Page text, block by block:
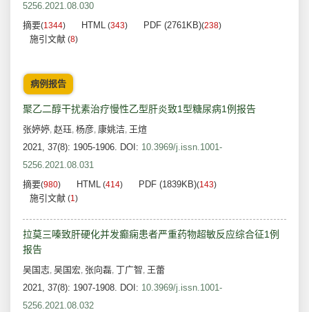
5256.2021.08.030
摘要(1344) HTML (343) PDF (2761KB)(238)
施引文献 (8)
病例报告
聚乙二醇干扰素治疗慢性乙型肝炎致1型糖尿病1例报告
张婷婷, 赵珏, 杨彦, 康姚洁, 王煊
2021, 37(8): 1905-1906. DOI: 10.3969/j.issn.1001-
5256.2021.08.031
摘要(980) HTML (414) PDF (1839KB)(143)
施引文献 (1)
拉莫三嗪致肝硬化并发癫痫患者严重药物超敏反应综合征1例
报告
吴国志, 吴国宏, 张向磊, 丁广智, 王蕾
2021, 37(8): 1907-1908. DOI: 10.3969/j.issn.1001-
5256.2021.08.032